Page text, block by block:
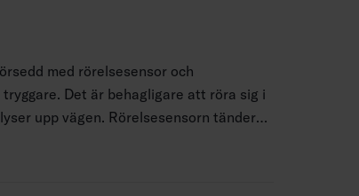
med rörelsesensor och
Det är behagligare att röra sig i
upp vägen. Rörelsesensorn tänder